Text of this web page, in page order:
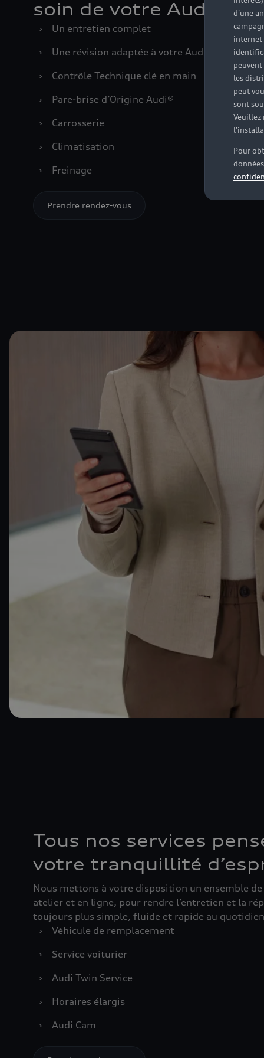
d'une
internet
peuvent
les
peut
sont
Veuillez
Pour
soin de votre Audi
›
Un entretien complet
›
Une révision adaptée à votre Audi
›
Contrôle Technique clé en main
›
Pare-brise d’Origine Audi®
›
Carrosserie
›
Climatisation
›
Freinage
Prendre rendez-vous
Tous nos services
votre tranquillité
Nous mettons à votre disposition un ensemble de
atelier et en ligne, pour rendre l’entretien et la
toujours plus simple, fluide et rapide au
›
Véhicule de remplacement
›
Service voiturier
›
Audi Twin Service
›
Horaires élargis
›
Audi Cam